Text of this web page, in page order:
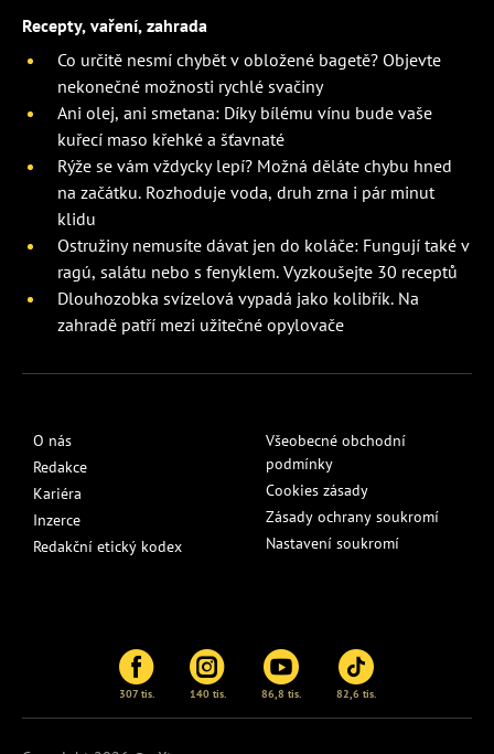
Recepty, vaření, zahrada
Co určitě nesmí chybět v obložené bagetě? Objevte
nekonečné možnosti rychlé svačiny
Ani olej, ani smetana: Díky bílému vínu bude vaše
kuřecí maso křehké a šťavnaté
Rýže se vám vždycky lepí? Možná děláte chybu hned
na začátku. Rozhoduje voda, druh zrna i pár minut
klidu
Ostružiny nemusíte dávat jen do koláče: Fungují také v
ragú, salátu nebo s fenyklem. Vyzkoušejte 30 receptů
Dlouhozobka svízelová vypadá jako kolibřík. Na
zahradě patří mezi užitečné opylovače
O nás
Redakce
Kariéra
Inzerce
Redakční etický kodex
Všeobecné obchodní
podmínky
Cookies zásady
Zásady ochrany soukromí
Nastavení soukromí
307 tis. 140 tis. 86,8 tis. 82,6 tis.